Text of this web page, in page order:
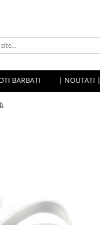
BARBATI | NOUTATI |